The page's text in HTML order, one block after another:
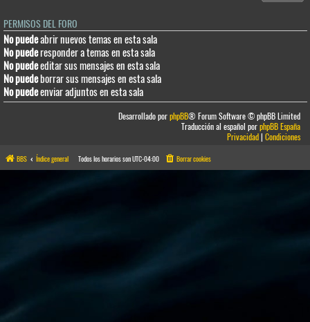
PERMISOS DEL FORO
No puedeabrir nuevos temas en esta sala
No puederesponder a temas en esta sala
No puedeeditar sus mensajes en esta sala
No puedeborrar sus mensajes en esta sala
No puedeenviar adjuntos en esta sala
Desarrollado porphpBB® Forum Software © phpBB Limited
Traducción al español porphpBB España
Privacidad|Condiciones
BBS Índice general Todos los horarios sonUTC-04:00 Borrar cookies